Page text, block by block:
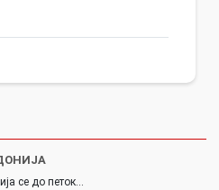
се до петок…